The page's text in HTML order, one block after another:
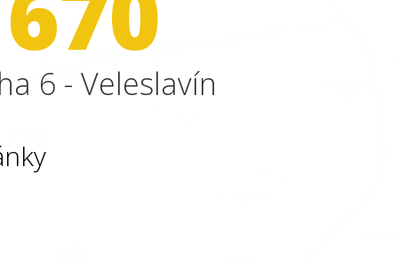
6 - Veleslavín